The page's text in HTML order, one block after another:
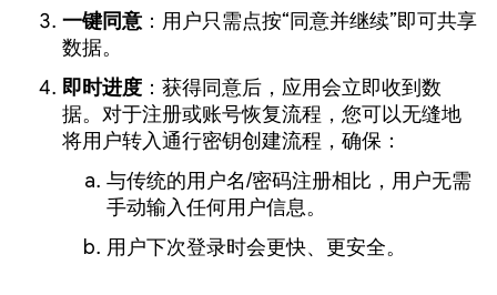
一键同意 ：用户只需点按“同意并继续”即可共享
数据。
即时进度 ：获得同意后，应用会立即收到数
据。对于注册或账号恢复流程，您可以无缝地
将用户转入通行密钥创建流程，确保：
与传统的用户名/密码注册相比，用户无需
手动输入任何用户信息。
用户下次登录时会更快、更安全。